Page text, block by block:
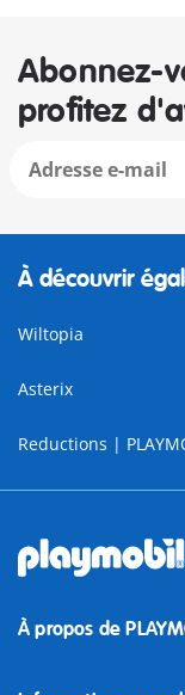
Abonnez-
profitez
À découvrir
Wiltopia
Asterix
Reductions |
À propos de